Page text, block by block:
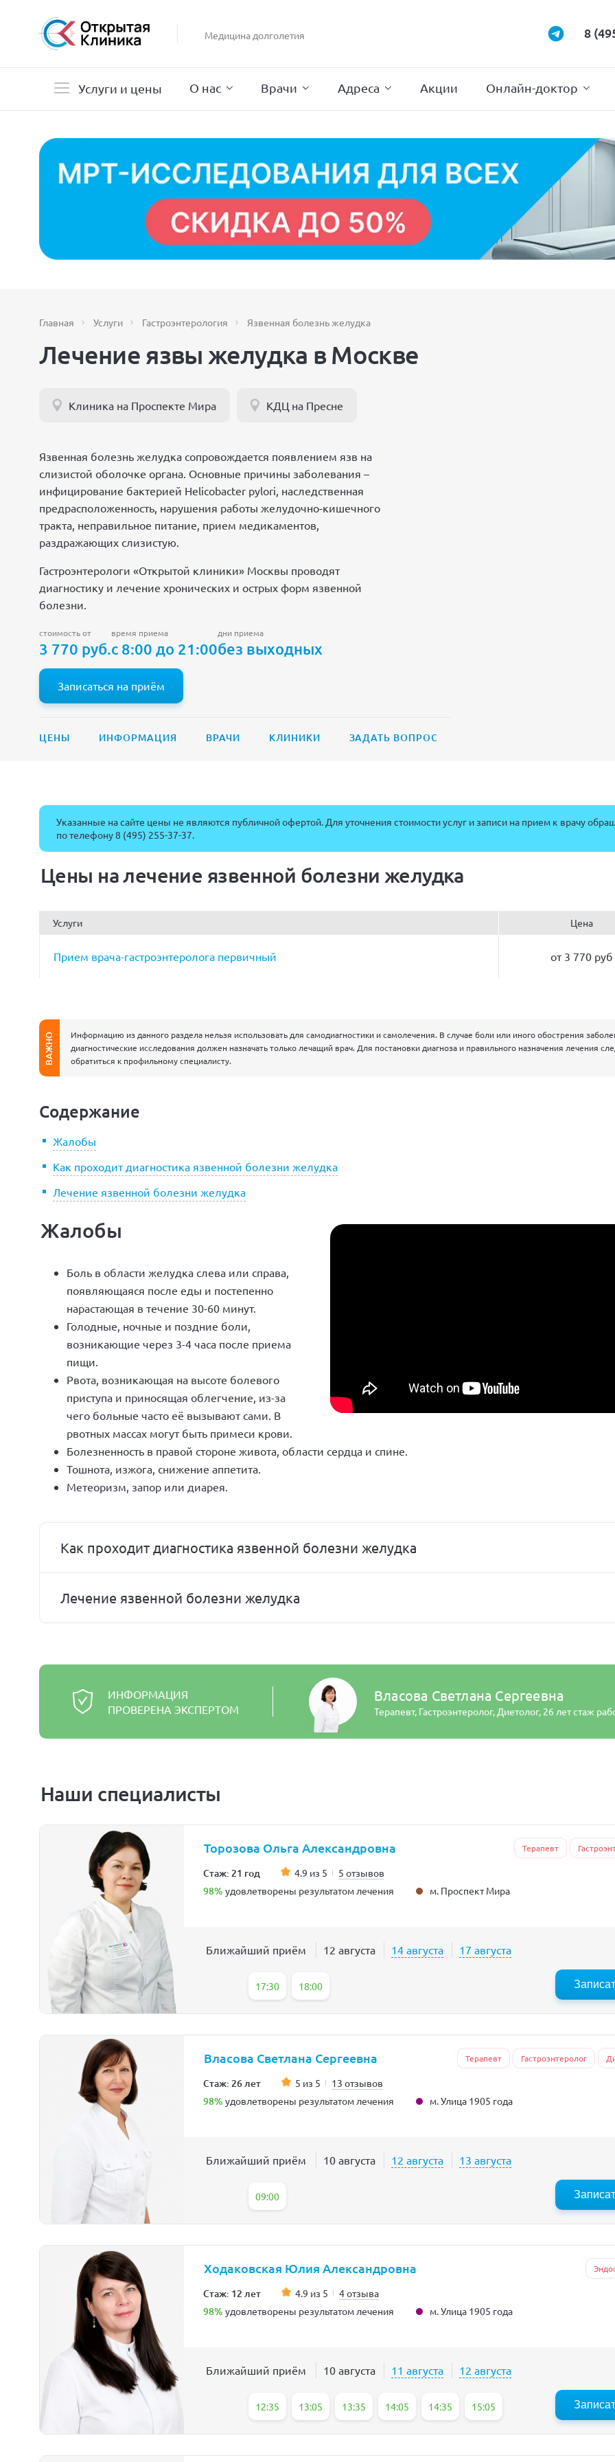
Медицина долголетия 8
Услуги и цены
Нейрохирургия
Проктология
Психотерапия
О нас Врачи Адреса Акции Онлайн-доктор
Главная Услуги Гастроэнтерология Язвенная болезнь желудка
Лечение язвы желудка в Москве
Клиника на Проспекте Мира КДЦ на Пресне
Язвенная болезнь желудка сопровождается появлением язв на
слизистой оболочке органа. Основные причины заболевания –
инфицирование бактерией Helicobacter pylori, наследственная
предрасположенность, нарушения работы желудочно-кишечного
тракта, неправильное питание, прием медикаментов,
раздражающих слизистую.
Гастроэнтерологи «Открытой клиники» Москвы проводят
диагностику и лечение хронических и острых форм язвенной
болезни.
стоимость от
3 770 руб.
время приема
с 8:00 до 21:00
дни приема
без выходных
Записаться на приём
ЦЕНЫ ИНФОРМАЦИЯ ВРАЧИ КЛИНИКИ ЗАДАТЬ ВОПРОС
Указанные на сайте цены не являются публичной офертой. Для уточнения стоимости услуг и записи на прием к врачу
по телефону8 (495) 255-37-37.
Цены на лечение язвенной болезни желудка
Услуги Цена
Прием врача-гастроэнтеролога первичный от 3 770 руб
ВАЖНО
Информацию из данного раздела нельзя использовать для самодиагностики и самолечения. В случае боли или иного обострения
диагностические исследования должен назначать только лечащий врач. Для постановки диагноза и правильного назначения лечения
обратиться к профильному специалисту.
Содержание
Жалобы
Как проходит диагностика язвенной болезни желудка
Лечение язвенной болезни желудка
Жалобы
Боль в области желудка слева или справа,
появляющаяся после еды и постепенно
нарастающая в течение 30-60 минут.
Голодные, ночные и поздние боли,
возникающие через 3-4 часа после приема
пищи.
Рвота, возникающая на высоте болевого
приступа и приносящая облегчение, из-за
чего больные часто её вызывают сами. В
рвотных массах могут быть примеси крови.
Болезненность в правой стороне живота, области сердца и спине.
Тошнота, изжога, снижение аппетита.
Метеоризм, запор или диарея.
Как проходит диагностика язвенной болезни желудка
Лечение язвенной болезни желудка
ИНФОРМАЦИЯ
ПРОВЕРЕНА ЭКСПЕРТОМ
Власова Светлана Сергеевна
Терапевт, Гастроэнтеролог, Диетолог, 26 лет стаж
Наши специалисты
Торозова Ольга Александровна Терапевт
Стаж: 21 год 4.9 из 5 5 отзывов
98% удовлетворены результатом лечения м. Проспект Мира
Ближайший приём 12 августа 14 августа 17 августа
17:30 18:00
Власова Светлана Сергеевна Терапевт Гастроэнтеролог
Стаж: 26 лет 5 из 5 13 отзывов
98% удовлетворены результатом лечения м. Улица 1905 года
Ближайший приём 10 августа 12 августа 13 августа
09:00
Ходаковская Юлия Александровна
Стаж: 12 лет 4.9 из 5 4 отзыва
98% удовлетворены результатом лечения м. Улица 1905 года
Ближайший приём 10 августа 11 августа 12 августа
12:35 13:05 13:35 14:05 14:35 15:05